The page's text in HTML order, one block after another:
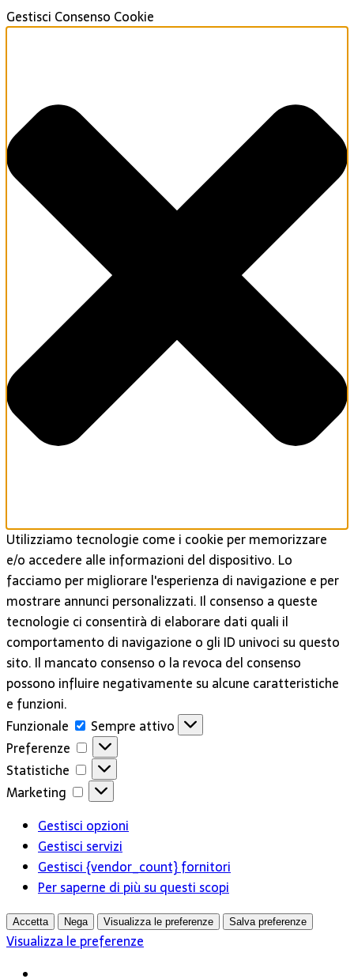
Gestisci Consenso Cookie
Utilizziamo tecnologie come i cookie per memorizzare
e/o accedere alle informazioni del dispositivo. Lo
facciamo per migliorare l'esperienza di navigazione e per
mostrare annunci personalizzati. Il consenso a queste
tecnologie ci consentirà di elaborare dati quali il
comportamento di navigazione o gli ID univoci su questo
sito. Il mancato consenso o la revoca del consenso
possono influire negativamente su alcune caratteristiche
e funzioni.
Funzionale
Funzionale
Sempre attivo
Preferenze
Preferenze
Statistiche
Statistiche
Marketing
Marketing
Gestisci opzioni
Gestisci servizi
Gestisci {vendor_count} fornitori
Per saperne di più su questi scopi
Accetta Nega Visualizza le preferenze Salva preferenze
Visualizza le preferenze